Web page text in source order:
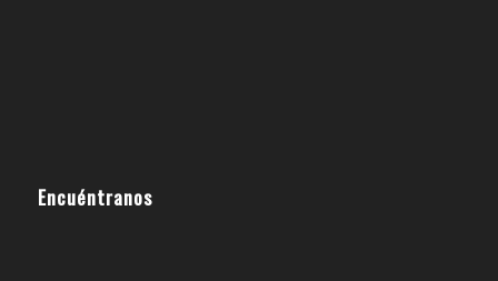
Encuéntranos